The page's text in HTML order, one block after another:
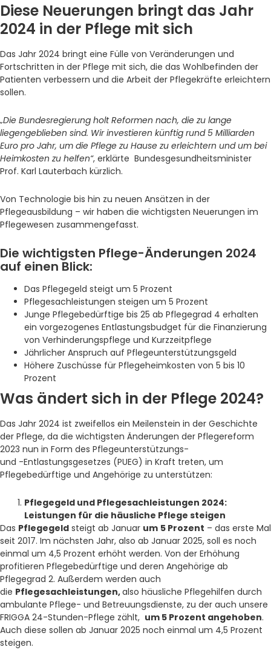
Diese Neuerungen bringt das Jahr
2024 in der Pflege mit sich
Das Jahr 2024 bringt eine Fülle von Veränderungen und
Fortschritten in der Pflege mit sich, die das Wohlbefinden der
Patienten verbessern und die Arbeit der Pflegekräfte erleichtern
sollen.
„Die Bundesregierung holt Reformen nach, die zu lange
liegengeblieben sind. Wir investieren künftig rund 5 Milliarden
Euro pro Jahr, um die Pflege zu Hause zu erleichtern und um bei
Heimkosten zu helfen“, erklärte Bundesgesundheitsminister
Prof. Karl Lauterbach kürzlich.
Von Technologie bis hin zu neuen Ansätzen in der
Pflegeausbildung – wir haben die wichtigsten Neuerungen im
Pflegewesen zusammengefasst.
Die wichtigsten Pflege-Änderungen 2024
auf einen Blick:
Das Pflegegeld steigt um 5 Prozent
Pflegesachleistungen steigen um 5 Prozent
Junge Pflegebedürftige bis 25 ab Pflegegrad 4 erhalten
ein vorgezogenes Entlastungsbudget für die Finanzierung
von Verhinderungspflege und Kurzzeitpflege
Jährlicher Anspruch auf Pflegeunterstützungsgeld
Höhere Zuschüsse für Pflegeheimkosten von 5 bis 10
Prozent
Was ändert sich in der Pflege 2024?
Das Jahr 2024 ist zweifellos ein Meilenstein in der Geschichte
der Pflege, da die wichtigsten Änderungen der Pflegereform
2023 nun in Form des Pflegeunterstützungs-
und -Entlastungsgesetzes (PUEG) in Kraft treten, um
Pflegebedürftige und Angehörige zu unterstützen:
Pflegegeld und Pflegesachleistungen 2024:
Leistungen für die häusliche Pflege steigen
Das Pflegegeld steigt ab Januar um 5 Prozent – das erste Mal
seit 2017. Im nächsten Jahr, also ab Januar 2025, soll es noch
einmal um 4,5 Prozent erhöht werden. Von der Erhöhung
profitieren Pflegebedürftige und deren Angehörige ab
Pflegegrad 2. Außerdem werden auch
die Pflegesachleistungen,also häusliche Pflegehilfen durch
ambulante Pflege- und Betreuungsdienste, zu der auch unsere
FRIGGA 24-Stunden-Pflege zählt, um 5 Prozent angehoben.
Auch diese sollen ab Januar 2025 noch einmal um 4,5 Prozent
steigen.